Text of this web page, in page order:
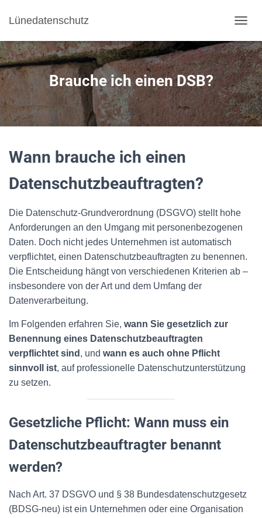
Lünedatenschutz
Brauche ich einen DSB?
Wann brauche ich einen
Datenschutzbeauftragten?
Die Datenschutz-Grundverordnung (DSGVO) stellt hohe
Anforderungen an den Umgang mit personenbezogenen
Daten. Doch nicht jedes Unternehmen ist automatisch
verpflichtet, einen Datenschutzbeauftragten zu benennen.
Die Entscheidung hängt von verschiedenen Kriterien ab –
insbesondere von der Art und dem Umfang der
Datenverarbeitung.
Im Folgenden erfahren Sie, wann Sie gesetzlich zur
Benennung eines Datenschutzbeauftragten
verpflichtet sind , und wann es auch ohne Pflicht
sinnvoll ist, auf professionelle Datenschutzunterstützung
zu setzen.
Gesetzliche Pflicht: Wann muss ein
Datenschutzbeauftragter benannt
werden?
Nach Art. 37 DSGVO und § 38 Bundesdatenschutzgesetz
(BDSG-neu) ist ein Unternehmen oder eine Organisation